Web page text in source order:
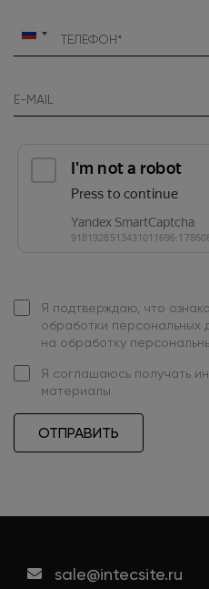
Россия
Я подтверждаю, что
обработки персональных
на обработку
Я соглашаюсь получать
материалы
ОТПРАВИТЬ
sale@intecsite.ru